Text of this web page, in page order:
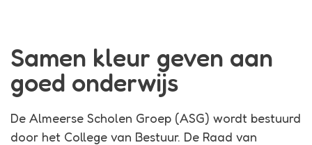
Samen kleur geven aan
goed onderwijs
De Almeerse Scholen Groep (ASG) wordt bestuurd
door het College van Bestuur. De Raad van